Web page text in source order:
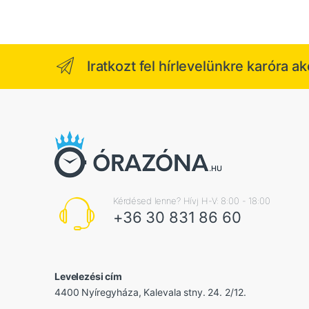
Iratkozt fel hírlevelünkre karóra
Kérdésed lenne? Hívj H-V: 8:00 - 18:00
+36 30 831 86 60
Levelezési cím
4400 Nyíregyháza, Kalevala stny. 24. 2/12.